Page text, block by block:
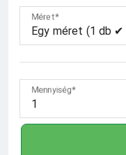
Méret
Egy méret (1 db
Mennyiség